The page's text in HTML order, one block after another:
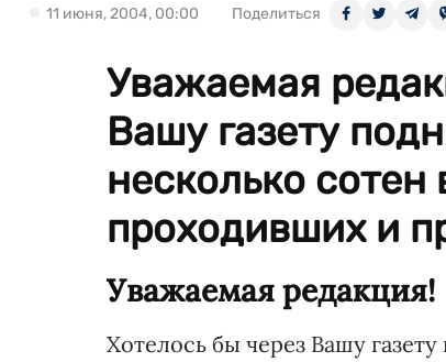
11 июня, 2004, 00:00 Поделиться
Уважаемая
Вашу газету
несколько
проходивших и
Уважаемая редакция!
Хотелось бы через Вашу